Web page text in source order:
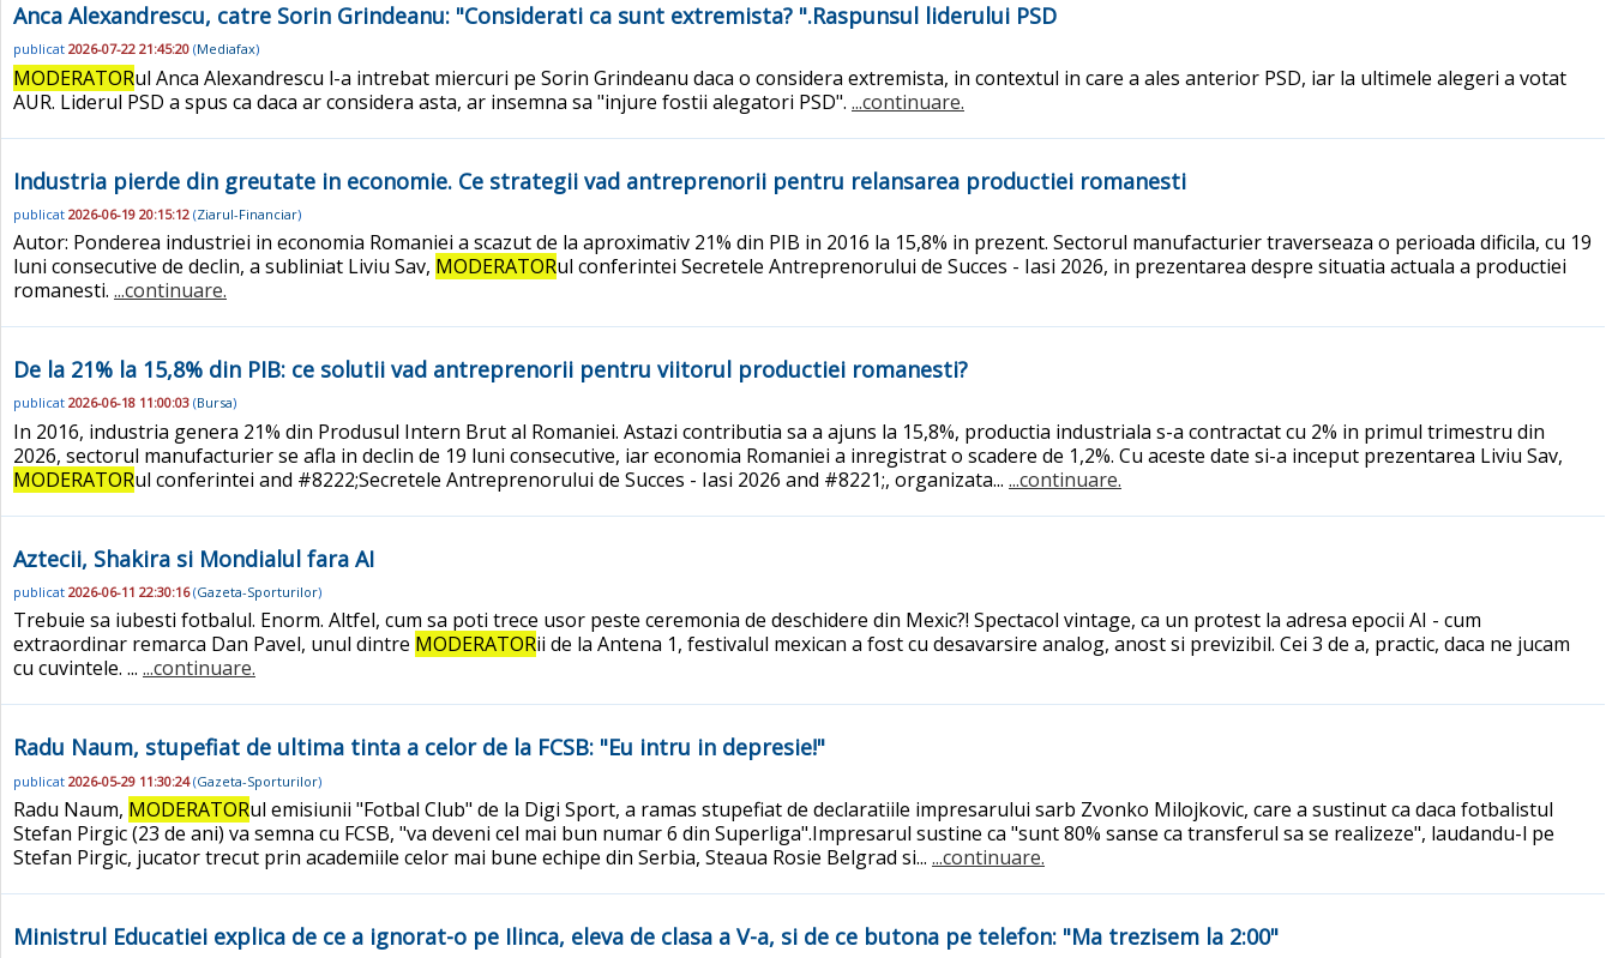
Anca Alexandrescu, catre Sorin Grindeanu: "Considerati ca sunt extremista? ".Raspunsul liderului PSD
publicat 2026-07-22 21:45:20 (Mediafax)
MODERATORul Anca Alexandrescu l-a intrebat miercuri pe Sorin Grindeanu daca o considera extremista, in contextul in care a ales anterior PSD, iar la ultimele alegeri a votat
AUR. Liderul PSD a spus ca daca ar considera asta, ar insemna sa "injure fostii alegatori PSD". ...continuare.
Industria pierde din greutate in economie. Ce strategii vad antreprenorii pentru relansarea productiei romanesti
publicat 2026-06-19 20:15:12 (Ziarul-Financiar)
Autor: Ponderea industriei in economia Romaniei a scazut de la aproximativ 21% din PIB in 2016 la 15,8% in prezent. Sectorul manufacturier traverseaza o perioada dificila, cu 19
luni consecutive de declin, a subliniat Liviu Sav, MODERATORul conferintei Secretele Antreprenorului de Succes - Iasi 2026, in prezentarea despre situatia actuala a productiei
romanesti. ...continuare.
De la 21% la 15,8% din PIB: ce solutii vad antreprenorii pentru viitorul productiei romanesti?
publicat 2026-06-18 11:00:03 (Bursa)
In 2016, industria genera 21% din Produsul Intern Brut al Romaniei. Astazi contributia sa a ajuns la 15,8%, productia industriala s-a contractat cu 2% in primul trimestru din
2026, sectorul manufacturier se afla in declin de 19 luni consecutive, iar economia Romaniei a inregistrat o scadere de 1,2%. Cu aceste date si-a inceput prezentarea Liviu Sav,
MODERATORul conferintei and #8222;Secretele Antreprenorului de Succes - Iasi 2026 and #8221;, organizata... ...continuare.
Aztecii, Shakira si Mondialul fara AI
publicat 2026-06-11 22:30:16(Gazeta-Sporturilor)
Trebuie sa iubesti fotbalul. Enorm. Altfel, cum sa poti trece usor peste ceremonia de deschidere din Mexic?! Spectacol vintage, ca un protest la adresa epocii AI - cum
extraordinar remarca Dan Pavel, unul dintre MODERATORii de la Antena 1, festivalul mexican a fost cu desavarsire analog, anost si previzibil. Cei 3 de a, practic, daca ne jucam
cu cuvintele. ... ...continuare.
Radu Naum, stupefiat de ultima tinta a celor de la FCSB: "Eu intru in depresie!"
publicat 2026-05-29 11:30:24(Gazeta-Sporturilor)
Radu Naum, MODERATORul emisiunii "Fotbal Club" de la Digi Sport, a ramas stupefiat de declaratiile impresarului sarb Zvonko Milojkovic, care a sustinut ca daca fotbalistul
Stefan Pirgic (23 de ani) va semna cu FCSB, "va deveni cel mai bun numar 6 din Superliga".Impresarul sustine ca "sunt 80% sanse ca transferul sa se realizeze", laudandu-l pe
Stefan Pirgic, jucator trecut prin academiile celor mai bune echipe din Serbia, Steaua Rosie Belgrad si... ...continuare.
Ministrul Educatiei explica de ce a ignorat-o pe Ilinca, eleva de clasa a V-a, si de ce butona pe telefon: "Ma trezisem la 2:00"